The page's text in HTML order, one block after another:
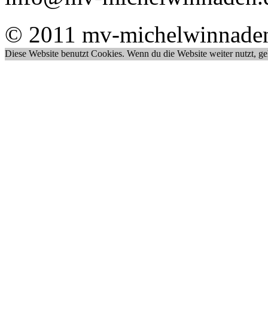
© 2011 mv-
Diese Website benutzt Cookies. Wenn du die Website weiter nutzt,